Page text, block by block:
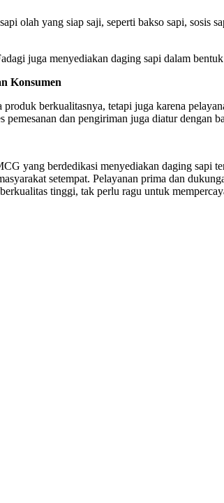
olah yang siap saji, seperti bakso sapi, sosis
juga menyediakan daging sapi dalam
Konsumen
berkualitasnya, tetapi juga karena
pemesanan dan pengiriman juga diatur dengan
yang berdedikasi menyediakan daging
setempat. Pelayanan prima dan
tinggi, tak perlu ragu untuk